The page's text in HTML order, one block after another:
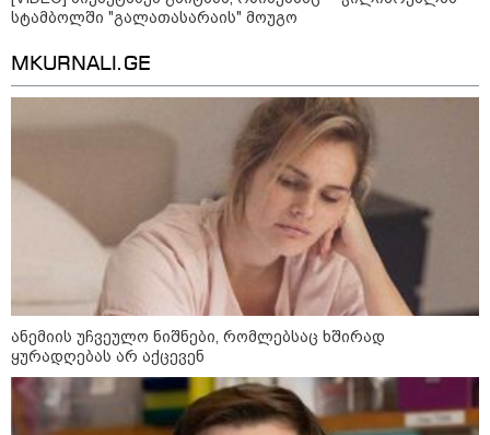
როგორ ჩავიცვათ 40 წლის
შემდეგ: მილიონერების
მსოფლიო
სტამბოლში "გალათასარაის" მოუგო
MKURNALI.GE
ანემიის უჩვეულო ნიშნები, რომლებსაც ხშირად
ყურადღებას არ აქცევენ